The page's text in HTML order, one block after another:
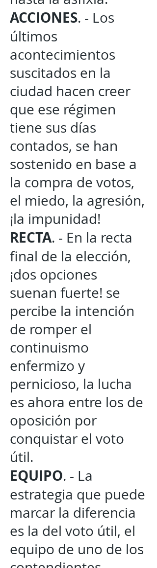
ACCIONES. - Los
últimos
acontecimientos
suscitados en la
ciudad hacen creer
que ese régimen
tiene sus días
contados, se han
sostenido en base a
la compra de votos,
el miedo, la agresión,
¡la impunidad!
RECTA. - En la recta
final de la elección,
¡dos opciones
suenan fuerte! se
percibe la intención
de romper el
continuismo
enfermizo y
pernicioso, la lucha
es ahora entre los de
oposición por
conquistar el voto
útil.
EQUIPO. - La
estrategia que puede
marcar la diferencia
es la del voto útil, el
equipo de uno de los